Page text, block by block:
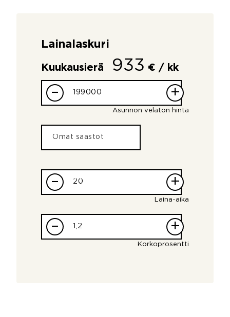
Lainalaskuri
Kuukausierä 933 € / kk
– +
Asunnon velaton hinta
– +
Laina-aika
– +
Korkoprosentti